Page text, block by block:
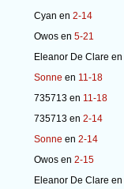
Cyan en 2-14
Owos en 5-21
Eleanor De Clare en
Sonne en 11-18
735713 en 11-18
735713 en 2-14
Sonne en 2-14
Owos en 2-15
Eleanor De Clare en